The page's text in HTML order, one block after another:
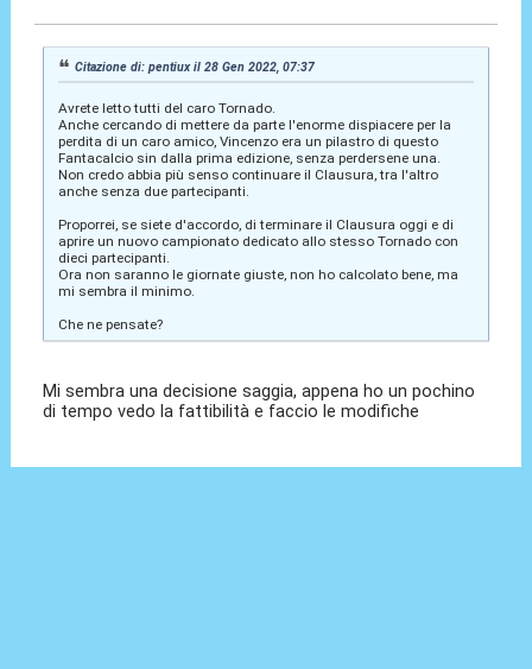
Citazione di: pentiux il 28 Gen 2022, 07:37
Avrete letto tutti del caro Tornado.
Anche cercando di mettere da parte l'enorme dispiacere per la
perdita di un caro amico, Vincenzo era un pilastro di questo
Fantacalcio sin dalla prima edizione, senza perdersene una.
Non credo abbia più senso continuare il Clausura, tra l'altro
anche senza due partecipanti.
Proporrei, se siete d'accordo, di terminare il Clausura oggi e di
aprire un nuovo campionato dedicato allo stesso Tornado con
dieci partecipanti.
Ora non saranno le giornate giuste, non ho calcolato bene, ma
mi sembra il minimo.
Che ne pensate?
Mi sembra una decisione saggia, appena ho un pochino
di tempo vedo la fattibilità e faccio le modifiche